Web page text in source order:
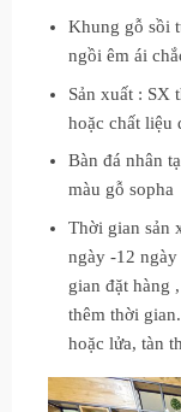
Khung gỗ sồi
ngồi êm ái
Sản xuất : SX
hoặc chất liệu
Bàn đá nhân
màu gỗ sopha
Thời gian sản
ngày -12
gian đặt hàng
thêm thời
hoặc lửa, tàn